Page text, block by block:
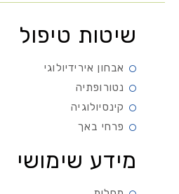
שיטות טיפול
אבחון אירידיולוגי
נטורופתיה
קינסיולוגיה
פרחי באך
מידע שימושי